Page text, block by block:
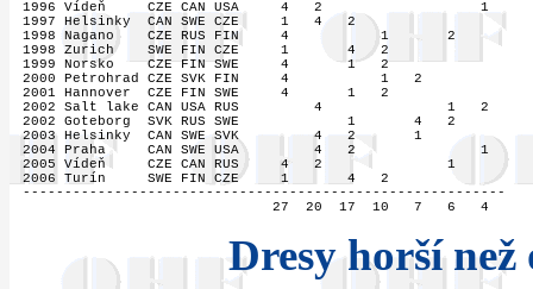
1996 Vídeň     CZE CAN USA     4   2                   1
1997 Helsinky  CAN SWE CZE     1   4   2
1998 Nagano    CZE RUS FIN     4           1       2
1998 Zurich    SWE FIN CZE     1       4   2
1999 Norsko    CZE FIN SWE     4       1   2
2000 Petrohrad CZE SVK FIN     4           1   2
2001 Hannover  CZE FIN SWE     4       1   2
2002 Salt lake CAN USA RUS         4               1   2
2002 Goteborg  SVK RUS SWE             1       4   2
2003 Helsinky  CAN SWE SVK         4   2       1
2004 Praha     CAN SWE USA         4   2               1
2005 Vídeň     CZE CAN RUS     4   2               1
2006 Turín     SWE FIN CZE     1       4   2
----------------------------------------------------------
Dresy horší